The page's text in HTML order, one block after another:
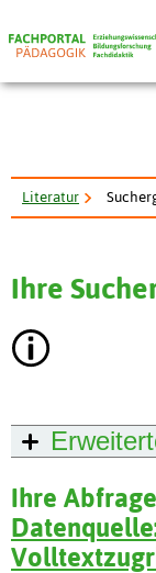
Literatur
Ihre
Ihre